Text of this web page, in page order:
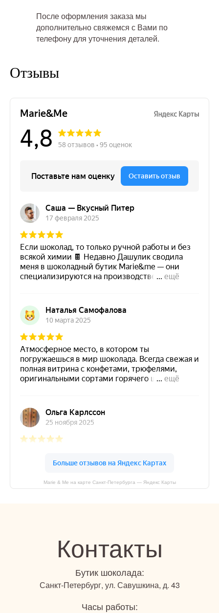
После оформления заказа мы
дополнительно свяжемся с Вами по
телефону для уточнения деталей.
Отзывы
Marie & Me на карте Санкт-Петербурга — Яндекс Карты
Санкт-Петербург, ул. Савушкина, д. 43
Бутик шоколада:
Часы работы:
Контакты